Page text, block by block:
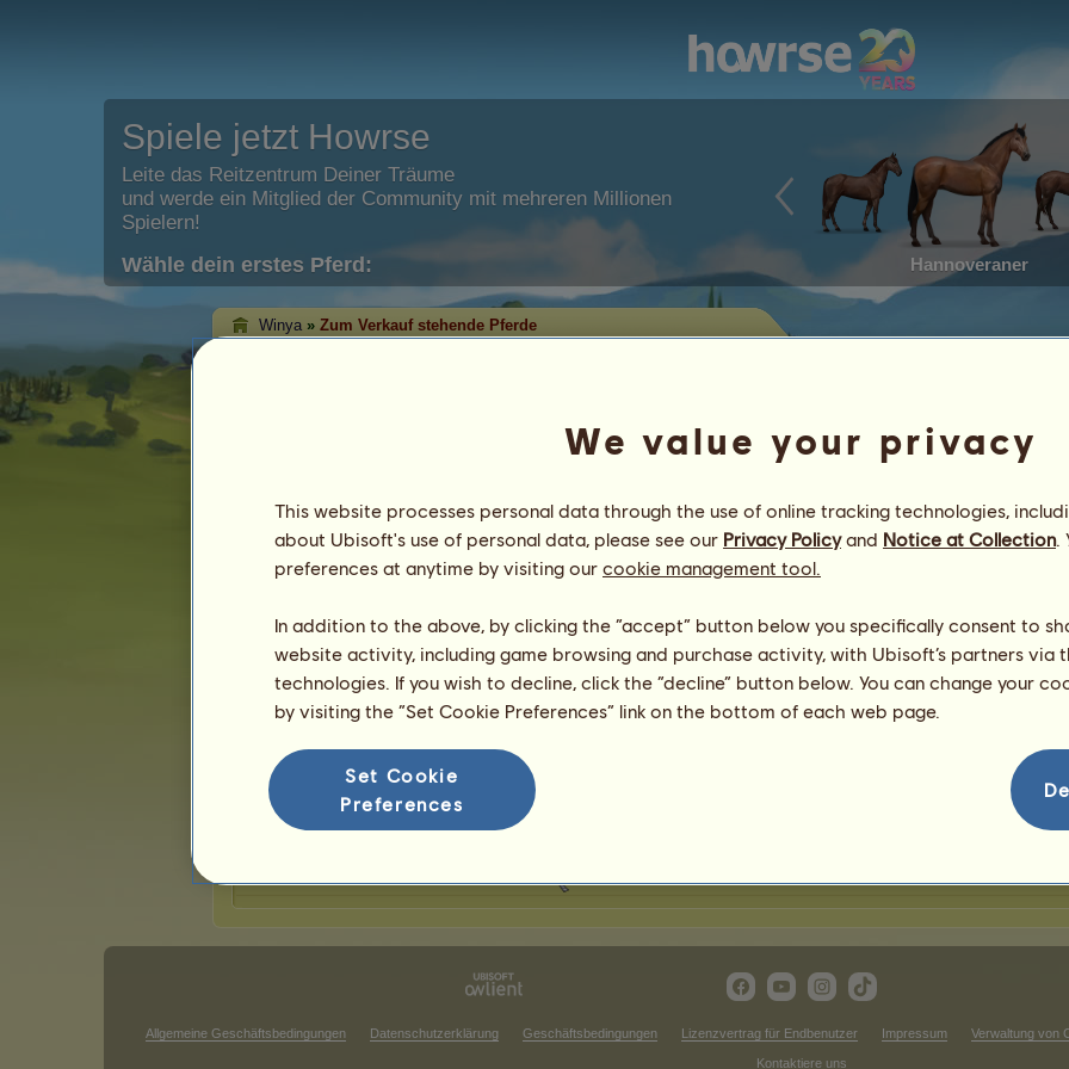
Spiele jetzt Howrse
Leite das Reitzentrum Deiner Träume
und werde ein Mitglied der Community mit mehreren Millionen
Spielern!
Wähle dein erstes Pferd: Hannoveraner
Winya» Zum Verkauf stehende Pferde
Pferd Eigenschaften
Leistungen
Fähigkeiten / Gene
Objekte
26897.03
DefyingGravity
8 Monate
Englisches Vollblut
8250
27279.50
DefyingGravity
ein paar Stunden
27279 keines
27273.25
DefyingGravity
ein paar Stunden
Englisches Vollblut
5613 27273
H 26993.81
DefyingGravity
keines
Allgemeine Geschäftsbedingungen Datenschutzerklärung Geschäftsbedingungen Lizenzvertrag für Endbenutzer Impressum Verwaltung von
Kontaktiere uns
We value your privacy
This website processes personal data through the use of online tracking technologies,
about Ubisoft's use of personal data, please see our Privacy Policyand Notice at Collection.
preferences at anytime by visiting our cookie management tool.
In addition to the above, by clicking the “accept” button below you specifically consent to
website activity, including game browsing and purchase activity, with Ubisoft’s partners via
technologies. If you wish to decline, click the “decline” button below. You can change your
by visiting the “Set Cookie Preferences” link on the bottom of each web page.
Set Cookie
Preferences